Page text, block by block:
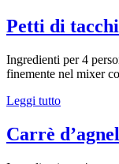
Petti di
Ingredienti per 4
finemente nel mixer
Leggi tutto
Carrè